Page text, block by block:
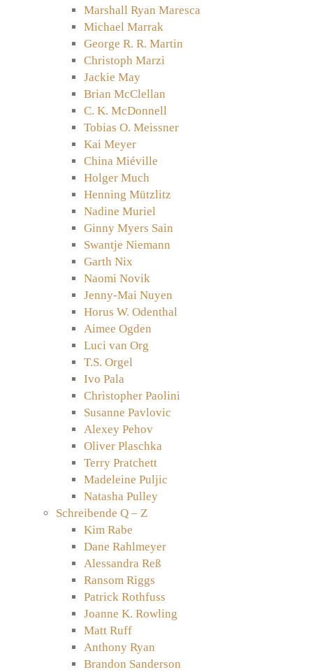
Marshall Ryan Maresca
Michael Marrak
George R. R. Martin
Christoph Marzi
Jackie May
Brian McClellan
C. K. McDonnell
Tobias O. Meissner
Kai Meyer
China Miéville
Holger Much
Henning Mützlitz
Nadine Muriel
Ginny Myers Sain
Swantje Niemann
Garth Nix
Naomi Novik
Jenny-Mai Nuyen
Horus W. Odenthal
Aimee Ogden
Luci van Org
T.S. Orgel
Ivo Pala
Christopher Paolini
Susanne Pavlovic
Alexey Pehov
Oliver Plaschka
Terry Pratchett
Madeleine Puljic
Natasha Pulley
Schreibende Q – Z
Kim Rabe
Dane Rahlmeyer
Alessandra Reß
Ransom Riggs
Patrick Rothfuss
Joanne K. Rowling
Matt Ruff
Anthony Ryan
Brandon Sanderson